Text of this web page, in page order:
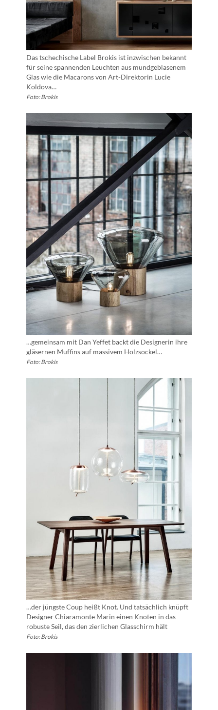
Das tschechische Label Brokis ist inzwischen bekannt
für seine spannenden Leuchten aus mundgeblasenem
Glas wie die Macarons von Art-Direktorin Lucie
Koldova…
Foto: Brokis
…gemeinsam mit Dan Yeffet backt die Designerin ihre
gläsernen Muffins auf massivem Holzsockel…
Foto: Brokis
…der jüngste Coup heißt Knot. Und tatsächlich knüpft
Designer Chiaramonte Marin einen Knoten in das
robuste Seil, das den zierlichen Glasschirm hält
Foto: Brokis